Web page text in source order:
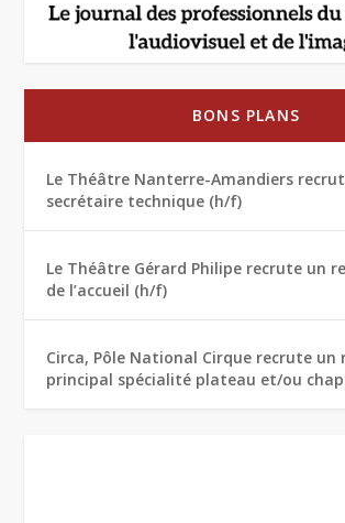
BONS PLANS
Le Théâtre Nanterre-Amandiers
secrétaire technique (h/f)
Le Théâtre Gérard Philipe recrute un
de l’accueil (h/f)
Circa, Pôle National Cirque recrute un
principal spécialité plateau et/ou